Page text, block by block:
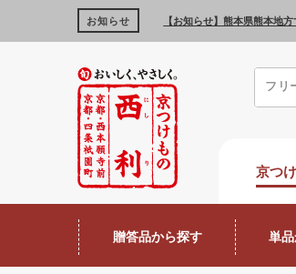
お知らせ 【お知らせ】熊本県熊本地
京つ
贈答品から探す 単